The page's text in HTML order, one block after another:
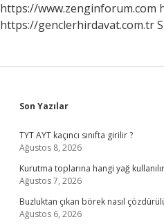
https://www.zenginforum.com
https://genclerhirdavat.com.tr
Sidebar
Son Yazılar
TYT AYT kaçıncı sınıfta girilir ?
Ağustos 8, 2026
Kurutma toplarına hangi yağ
Ağustos 7, 2026
Buzluktan çıkan börek nasıl
Ağustos 6, 2026